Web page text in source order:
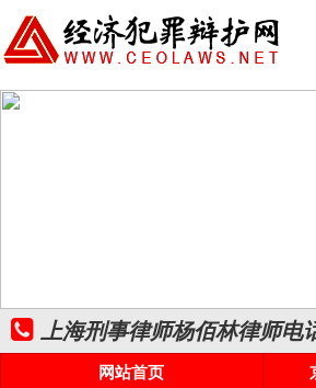
上海刑事律师杨佰林律师电
网站首页